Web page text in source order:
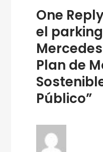
One
el
Plan de
Público”